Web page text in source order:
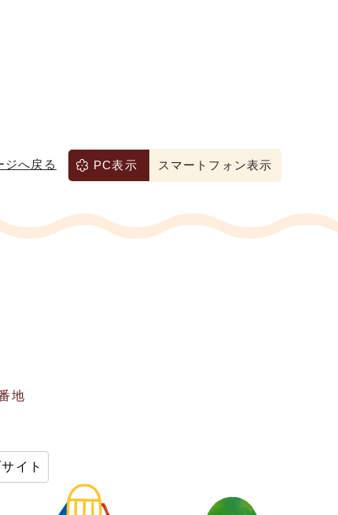
ジへ戻る PC表示 スマートフォン表示
地
イト